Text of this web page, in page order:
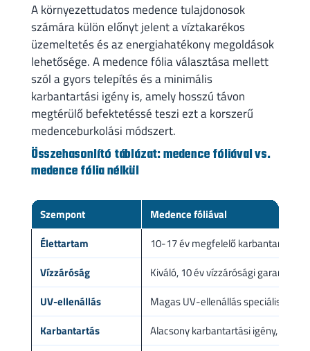
A környezettudatos medence tulajdonosok
számára külön előnyt jelent a víztakarékos
üzemeltetés és az energiahatékony megoldások
lehetősége. A medence fólia választása mellett
szól a gyors telepítés és a minimális
karbantartási igény is, amely hosszú távon
megtérülő befektetéssé teszi ezt a korszerű
medenceburkolási módszert.
Összehasonlító táblázat: medence fóliával vs.
medence fólia nélkül
Szempont
Medence fóliával
Élettartam
10-17 év megfelelő karbantartással
Vízzáróság
Kiváló, 10 év vízzárósági garanciával
UV-ellenállás
Magas UV-ellenállás speciális
Karbantartás
Alacsony karbantartási igény,